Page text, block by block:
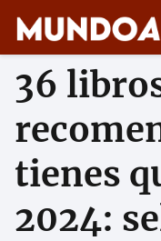
36
tienes
2024: